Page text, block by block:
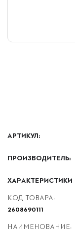
АРТИКУЛ:
ПРОИЗВОДИТЕЛЬ:
ХАРАКТЕРИСТИКИ
КОД ТОВАРА:
2608690111
НАИМЕНОВАНИЕ: